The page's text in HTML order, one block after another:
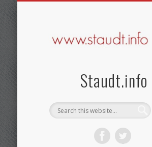
Staudt.info